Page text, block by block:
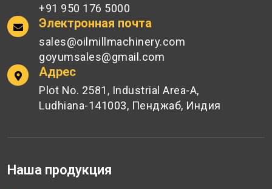
+91 950 176 5000
Электронная почта
sales@oilmillmachinery.com
goyumsales@gmail.com
Адрес
Plot No. 2581, Industrial Area-A,
Ludhiana-141003, Пенджаб, Индия
Наша продукция